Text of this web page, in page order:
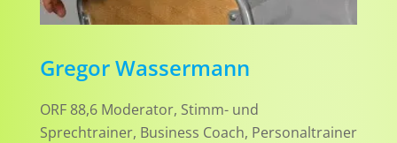
Gregor Wassermann
ORF 88,6 Moderator, Stimm- und
Sprechtrainer, Business Coach, Personaltrainer